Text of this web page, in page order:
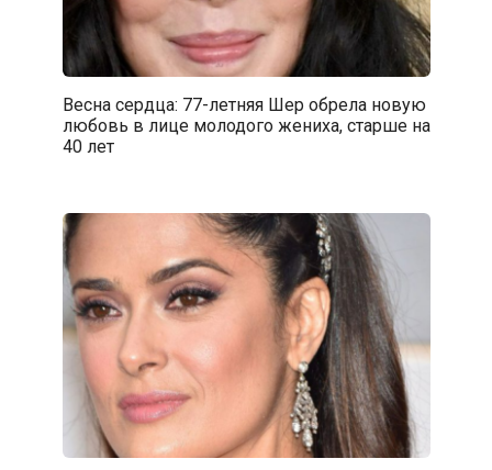
Весна сердца: 77-летняя Шер обрела новую
любовь в лице молодого жениха, старше на
40 лет